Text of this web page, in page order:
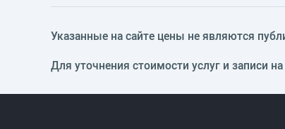
Указанные на сайте цены не являются
Для уточнения стоимости услуг и записи